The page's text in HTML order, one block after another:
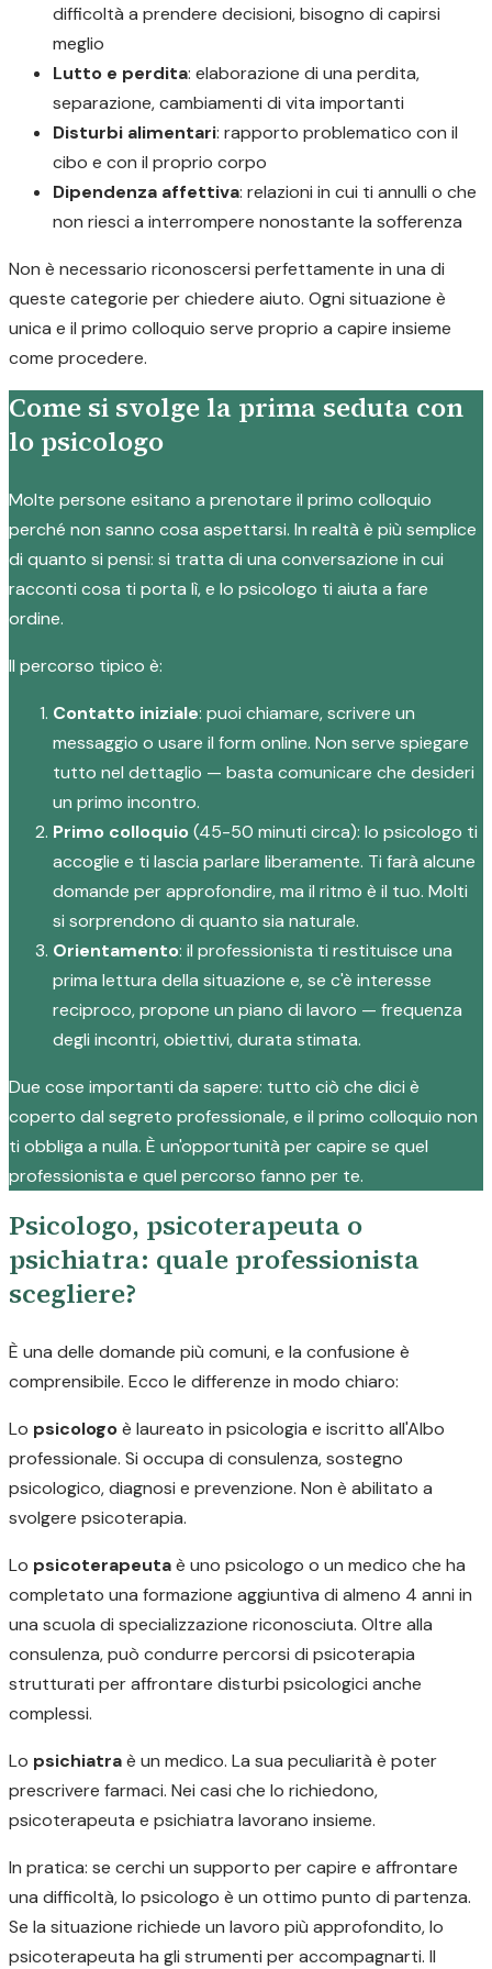
difficoltà a prendere decisioni, bisogno di capirsi
meglio
Lutto e perdita: elaborazione di una perdita,
separazione, cambiamenti di vita importanti
Disturbi alimentari: rapporto problematico con il
cibo e con il proprio corpo
Dipendenza affettiva: relazioni in cui ti annulli o che
non riesci a interrompere nonostante la sofferenza
Non è necessario riconoscersi perfettamente in una di
queste categorie per chiedere aiuto. Ogni situazione è
unica e il primo colloquio serve proprio a capire insieme
come procedere.
Come si svolge la prima seduta con
lo psicologo
Molte persone esitano a prenotare il primo colloquio
perché non sanno cosa aspettarsi. In realtà è più semplice
di quanto si pensi: si tratta di una conversazione in cui
racconti cosa ti porta lì, e lo psicologo ti aiuta a fare
ordine.
Il percorso tipico è:
Contatto iniziale: puoi chiamare, scrivere un
messaggio o usare il form online. Non serve spiegare
tutto nel dettaglio — basta comunicare che desideri
un primo incontro.
Primo colloquio(45-50 minuti circa): lo psicologo ti
accoglie e ti lascia parlare liberamente. Ti farà alcune
domande per approfondire, ma il ritmo è il tuo. Molti
si sorprendono di quanto sia naturale.
Orientamento: il professionista ti restituisce una
prima lettura della situazione e, se c'è interesse
reciproco, propone un piano di lavoro — frequenza
degli incontri, obiettivi, durata stimata.
Due cose importanti da sapere: tutto ciò che dici è
coperto dal segreto professionale, e il primo colloquio non
ti obbliga a nulla. È un'opportunità per capire se quel
professionista e quel percorso fanno per te.
Psicologo, psicoterapeuta o
psichiatra: quale professionista
scegliere?
È una delle domande più comuni, e la confusione è
comprensibile. Ecco le differenze in modo chiaro:
Lo psicologoè laureato in psicologia e iscritto all'Albo
professionale. Si occupa di consulenza, sostegno
psicologico, diagnosi e prevenzione. Non è abilitato a
svolgere psicoterapia.
Lo psicoterapeutaè uno psicologo o un medico che ha
completato una formazione aggiuntiva di almeno 4 anni in
una scuola di specializzazione riconosciuta. Oltre alla
consulenza, può condurre percorsi di psicoterapia
strutturati per affrontare disturbi psicologici anche
complessi.
Lo psichiatraè un medico. La sua peculiarità è poter
prescrivere farmaci. Nei casi che lo richiedono,
psicoterapeuta e psichiatra lavorano insieme.
In pratica: se cerchi un supporto per capire e affrontare
una difficoltà, lo psicologo è un ottimo punto di partenza.
Se la situazione richiede un lavoro più approfondito, lo
psicoterapeuta ha gli strumenti per accompagnarti. Il